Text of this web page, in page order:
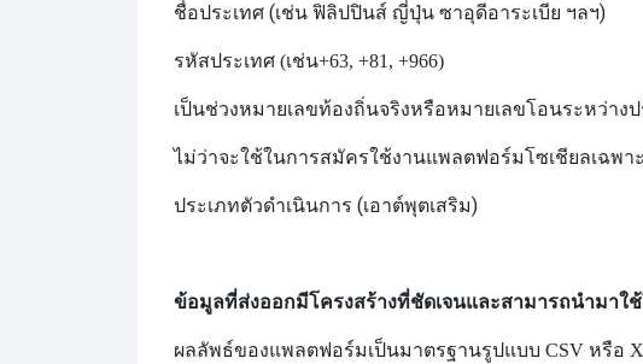
ชื่อประเทศ (เช่น ฟิลิปปินส์ ญี่ปุ่น ซาอุดีอาระเบีย ฯลฯ)
รหัสประเทศ (เช่น+63, +81, +966)
เป็นช่วงหมายเลขท้องถิ่นจริงหรือหมายเลขโอนระหว่างป
ไม่ว่าจะใช้ในการสมัครใช้งานแพลตฟอร์มโซเชียลเฉพา
ประเภทตัวดำเนินการ (เอาต์พุตเสริม)
ข้อมูลที่ส่งออกมีโครงสร้างที่ชัดเจนและสามารถนำมาใ
ผลลัพธ์ของแพลตฟอร์มเป็นมาตรฐานรูปแบบ CSV หรือ